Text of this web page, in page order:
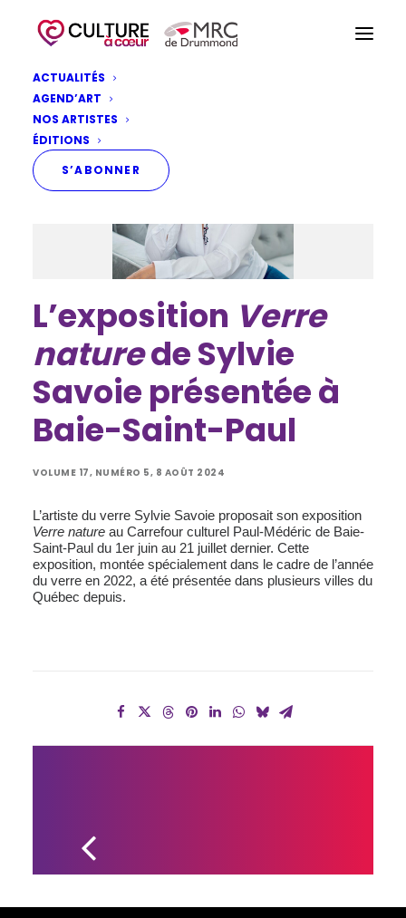
ACTUALITÉS
AGEND’ART
NOS ARTISTES
ÉDITIONS
S’ABONNER
L’exposition Verre
naturede Sylvie
Savoie présentée à
Baie-Saint-Paul
VOLUME 17, NUMÉRO 5, 8 AOÛT 2024
L’artiste du verre Sylvie Savoie proposait son exposition
Verre nature au Carrefour culturel Paul-Médéric de Baie-
Saint-Paul du 1er juin au 21 juillet dernier. Cette
exposition, montée spécialement dans le cadre de l’année
du verre en 2022, a été présentée dans plusieurs villes du
Québec depuis.
DUBOIS